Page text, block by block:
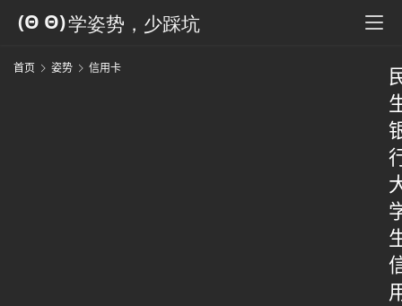
首页 姿势 信用卡